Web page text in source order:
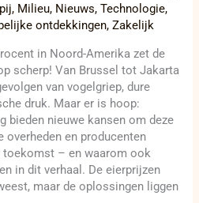
, Milieu, Nieuws,Technologie,
ontdekkingen,Zakelijk
in Noord-Amerika zet de
scherp! Van Brussel tot Jakarta
van vogelgriep, dure
druk. Maar er is hoop:
bieden nieuwe kansen om deze
overheden en producenten
toekomst – en waarom ook
in dit verhaal. De eierprijzen
maar de oplossingen liggen